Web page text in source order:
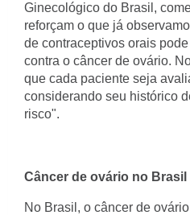
Ginecológico do Brasil,
reforçam o que já
de contraceptivos orais
contra o câncer de ovário.
que cada paciente seja
considerando seu histórico
risco".
Câncer de ovário no Brasil
No Brasil, o câncer de